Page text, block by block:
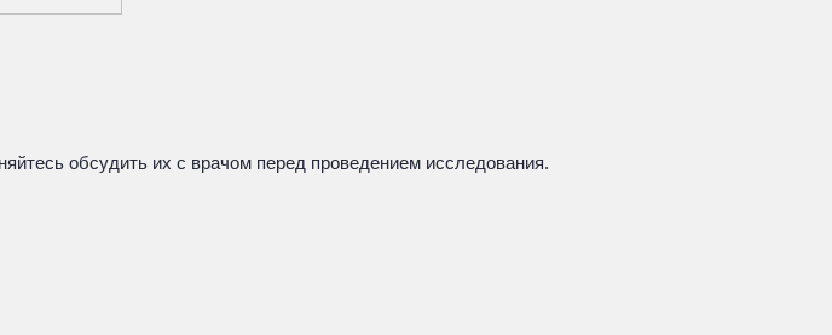
обсудить их с врачом перед проведением исследования.